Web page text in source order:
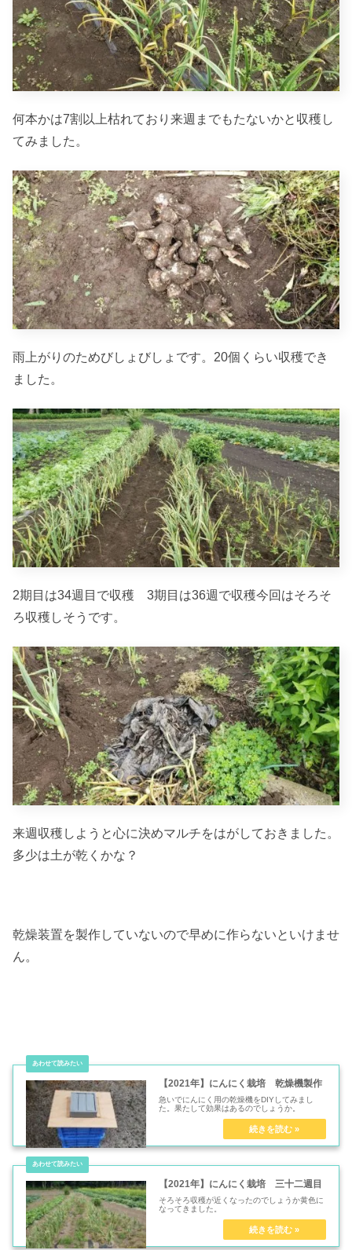
何本かは7割以上枯れており来週までもたないかと収穫し
てみました。
雨上がりのためびしょびしょです。20個くらい収穫でき
ました。
2期目は34週目で収穫 3期目は36週で収穫今回はそろそ
ろ収穫しそうです。
来週収穫しようと心に決めマルチをはがしておきました。
多少は土が乾くかな？
乾燥装置を製作していないので早めに作らないといけませ
ん。
【2021年】にんにく栽培 乾燥機製作
急いでにんにく用の乾燥機をDIYしてみまし
た。果たして効果はあるのでしょうか。
【2021年】にんにく栽培 三十二週目
そろそろ収穫が近くなったのでしょうか黄色に
なってきました。